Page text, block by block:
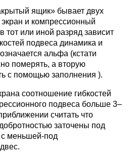
ящик» бывает двух
и компрессионный
тот или иной разряд зависит
подвеса динамика и
альфа (кстати
померять, а вторую
с помощью заполнения ).
соотношение гибкостей
подвеса больше 3–
считать что
заточены под
с меньшей-под